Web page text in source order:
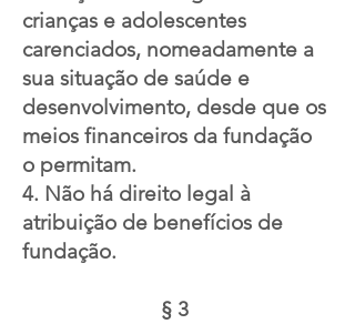
crianças e adolescentes
carenciados, nomeadamente a
sua situação de saúde e
desenvolvimento, desde que os
meios financeiros da fundação
o permitam.
4. Não há direito legal à
atribuição de benefícios de
fundação.
§ 3